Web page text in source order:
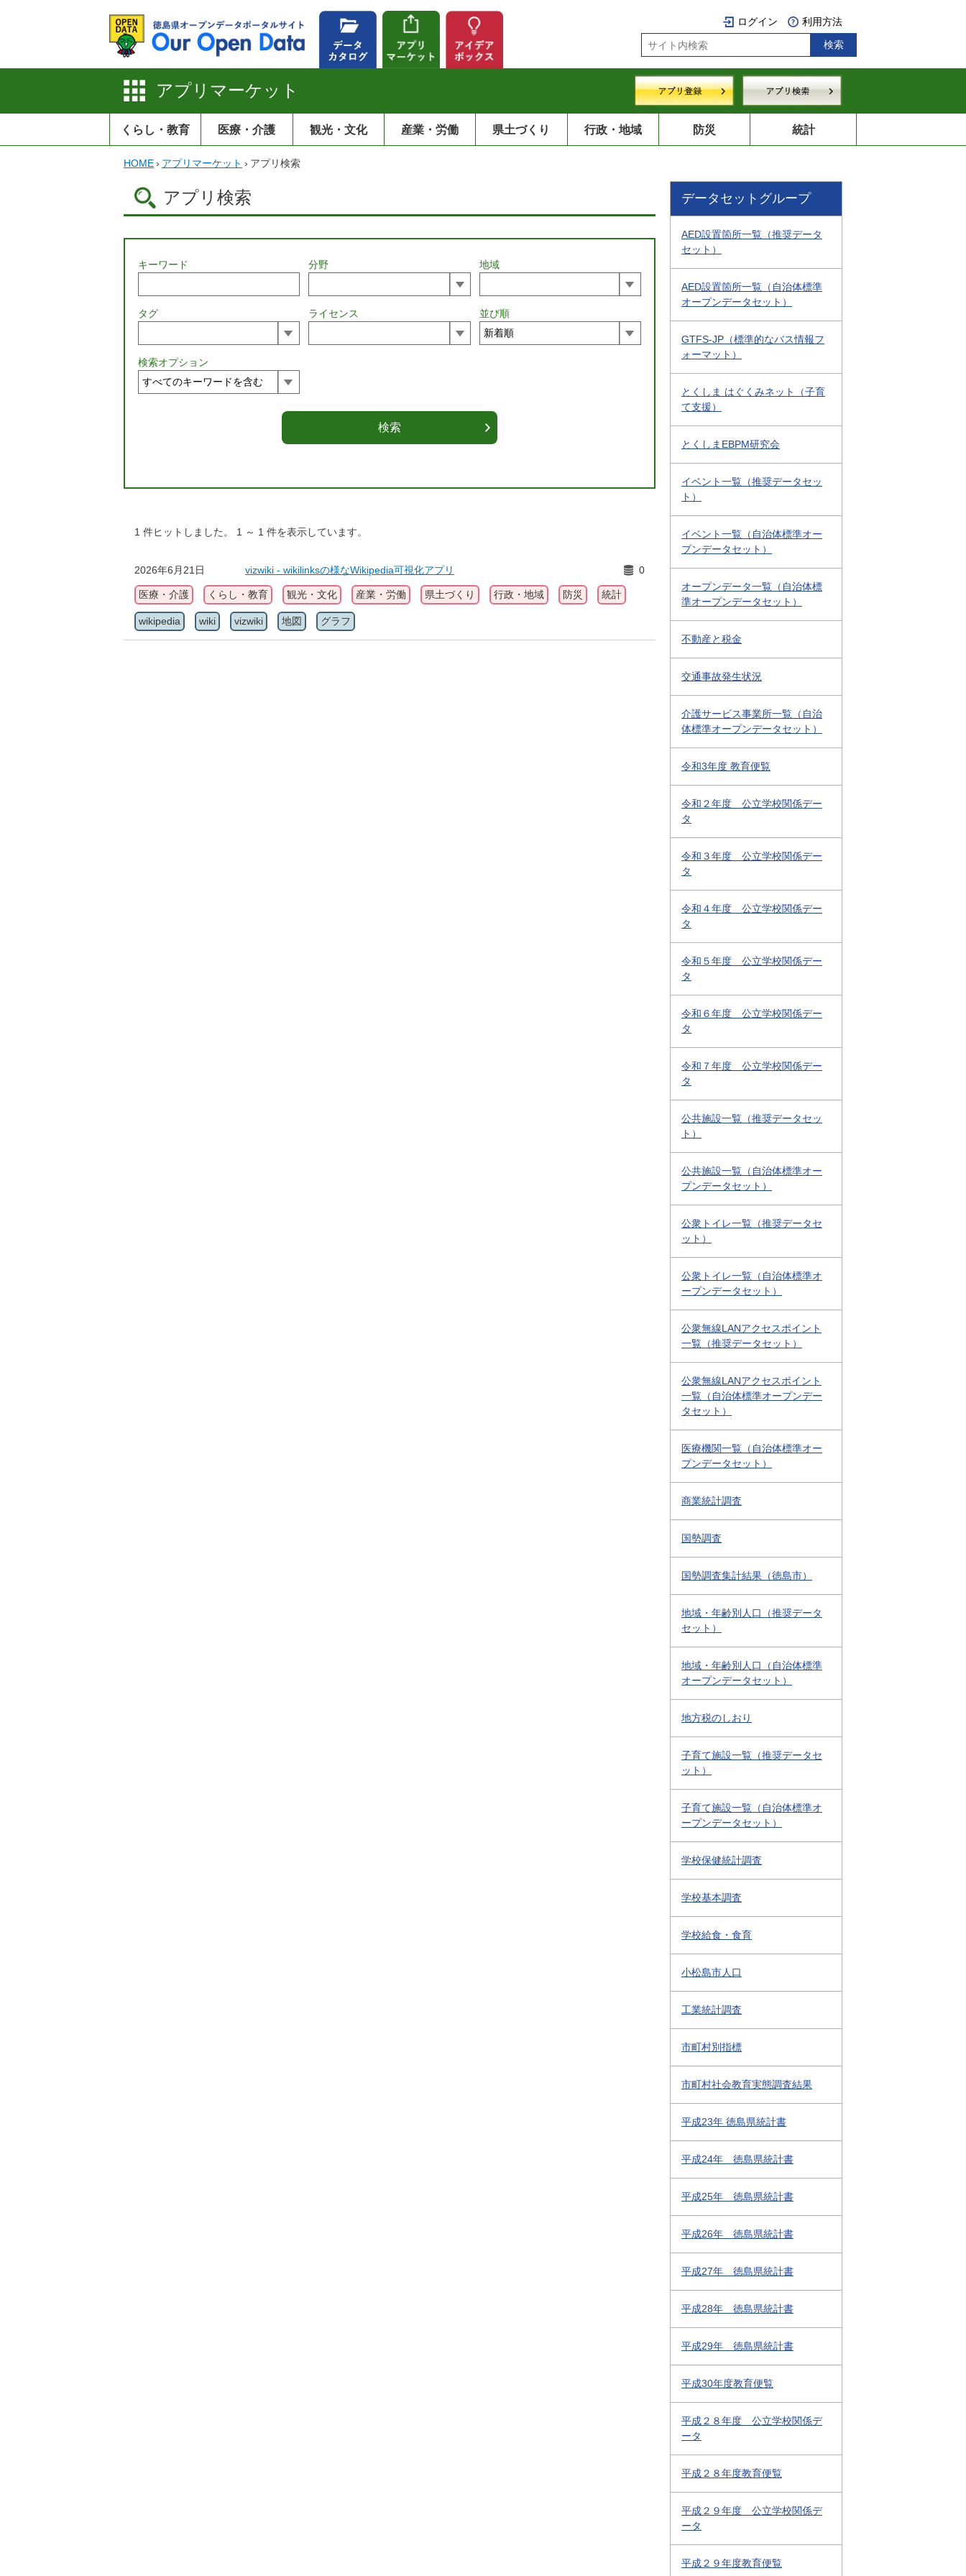
ログイン 利用方法
アプリマーケット
くらし・教育 医療・介護 観光・文化 産業・労働 県土づくり 行政・地域 防災 統計
HOME› アプリマーケット › アプリ検索
アプリ検索
キーワード 分野 地域
タグ ライセンス 並び順
検索オプション
1 件ヒットしました。 1 ～ 1 件を表示しています。
2026年6月21日 vizwiki - wikilinksの様なWikipedia可視化アプリ 0
医療・介護 くらし・教育 観光・文化 産業・労働 県土づくり 行政・地域 防災 統計
wikipedia wiki vizwiki 地図 グラフ
データセットグループ
AED設置箇所一覧（推奨データ
セット）
AED設置箇所一覧（自治体標準
オープンデータセット）
GTFS-JP（標準的なバス情報フ
ォーマット）
とくしま はぐくみネット（子育
て支援）
とくしまEBPM研究会
イベント一覧（推奨データセッ
ト）
イベント一覧（自治体標準オー
プンデータセット）
オープンデータ一覧（自治体標
準オープンデータセット）
不動産と税金
交通事故発生状況
介護サービス事業所一覧（自治
体標準オープンデータセット）
令和3年度 教育便覧
令和２年度 公立学校関係デー
タ
令和３年度 公立学校関係デー
タ
令和４年度 公立学校関係デー
タ
令和５年度 公立学校関係デー
タ
令和６年度 公立学校関係デー
タ
令和７年度 公立学校関係デー
タ
公共施設一覧（推奨データセッ
ト）
公共施設一覧（自治体標準オー
プンデータセット）
公衆トイレ一覧（推奨データセ
ット）
公衆トイレ一覧（自治体標準オ
ープンデータセット）
公衆無線LANアクセスポイント
一覧（推奨データセット）
公衆無線LANアクセスポイント
一覧（自治体標準オープンデー
タセット）
医療機関一覧（自治体標準オー
プンデータセット）
商業統計調査
国勢調査
国勢調査集計結果（徳島市）
地域・年齢別人口（推奨データ
セット）
地域・年齢別人口（自治体標準
オープンデータセット）
地方税のしおり
子育て施設一覧（推奨データセ
ット）
子育て施設一覧（自治体標準オ
ープンデータセット）
学校保健統計調査
学校基本調査
学校給食・食育
小松島市人口
工業統計調査
市町村別指標
市町村社会教育実態調査結果
平成23年 徳島県統計書
平成24年 徳島県統計書
平成25年 徳島県統計書
平成26年 徳島県統計書
平成27年 徳島県統計書
平成28年 徳島県統計書
平成29年 徳島県統計書
平成30年度教育便覧
平成２８年度 公立学校関係デ
ータ
平成２８年度教育便覧
平成２９年度 公立学校関係デ
ータ
平成２９年度教育便覧